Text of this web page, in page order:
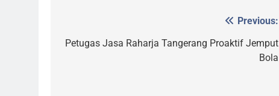
navigation
Previous:
Petugas Jasa Raharja Tangerang Proaktif Jemput
Bola